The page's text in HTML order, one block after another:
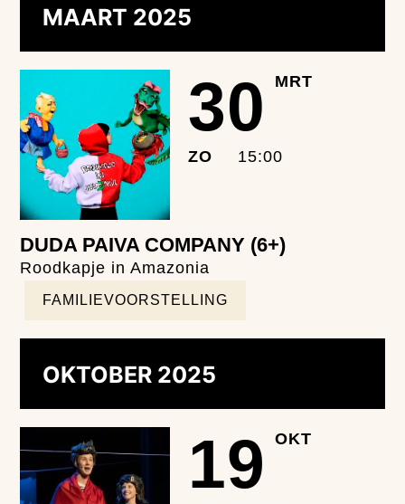
MAART 2025
30 MRT
ZO 15:00
DUDA PAIVA COMPANY (6+)
Roodkapje in Amazonia
FAMILIEVOORSTELLING
OKTOBER 2025
19 OKT